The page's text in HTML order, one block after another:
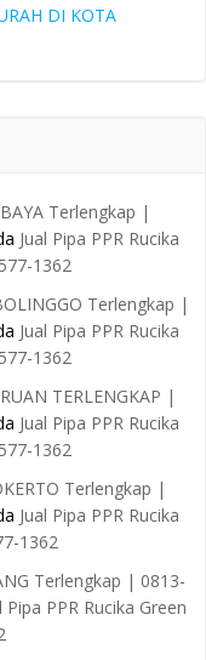
DI KOTA
Terlengkap |
Jual Pipa PPR Rucika
1362
Terlengkap |
Jual Pipa PPR Rucika
1362
TERLENGKAP |
Jual Pipa PPR Rucika
1362
Terlengkap |
Jual Pipa PPR Rucika
1362
Terlengkap | 0813-
Pipa PPR Rucika Green